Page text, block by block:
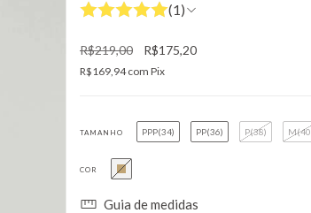
(1)
R$219,00 R$175,20
R$169,94com Pix
TAMANHO PPP(34) PP(36) P(38)
COR
Guia de medidas